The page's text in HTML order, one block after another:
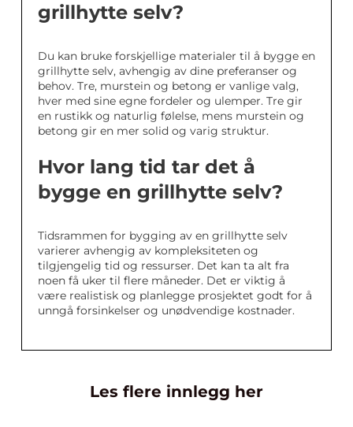
grillhytte selv?
Du kan bruke forskjellige materialer til å bygge en
grillhytte selv, avhengig av dine preferanser og
behov. Tre, murstein og betong er vanlige valg,
hver med sine egne fordeler og ulemper. Tre gir
en rustikk og naturlig følelse, mens murstein og
betong gir en mer solid og varig struktur.
Hvor lang tid tar det å
bygge en grillhytte selv?
Tidsrammen for bygging av en grillhytte selv
varierer avhengig av kompleksiteten og
tilgjengelig tid og ressurser. Det kan ta alt fra
noen få uker til flere måneder. Det er viktig å
være realistisk og planlegge prosjektet godt for å
unngå forsinkelser og unødvendige kostnader.
Les flere innlegg her